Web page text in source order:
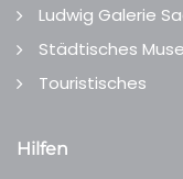
Ludwig Galerie
Städtisches
Touristisches
Hilfen